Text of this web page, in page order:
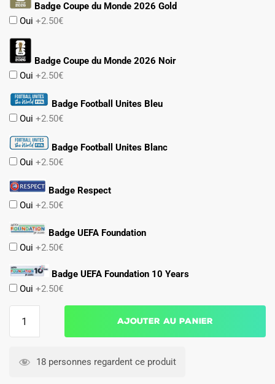
Badge Coupe du Monde 2026 Gold
Oui +2.50€
Badge Coupe du Monde 2026 Noir
Oui +2.50€
Badge Football Unites Bleu
Oui +2.50€
Badge Football Unites Blanc
Oui +2.50€
Badge Respect
Oui +2.50€
Badge UEFA Foundation
Oui +2.50€
Badge UEFA Foundation 10 Years
Oui +2.50€
Belgique
Ajouter au panier
18 personnes regardent ce produit